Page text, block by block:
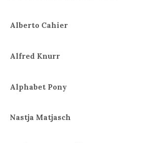
Alberto Cahier
Alfred Knurr
Alphabet Pony
Nastja Matjasch